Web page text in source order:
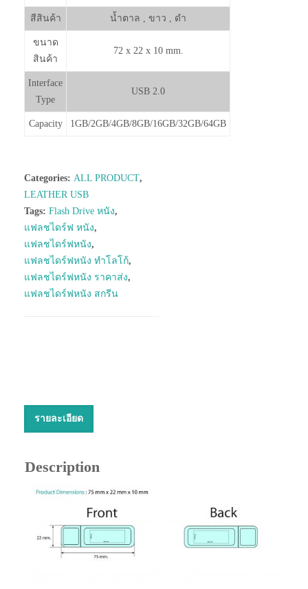
สีสินค้า น้ำตาล , ขาว , ดำ
ขนาด
สินค้า
72 x 22 x 10 mm.
Interface
Type
USB 2.0
Capacity 1GB/2GB/4GB/8GB/16GB/32GB/64GB
Categories: ALL PRODUCT,
LEATHER USB
Tags: Flash Drive หนัง,
แฟลชไดร์ฟ หนัง,
แฟลชไดร์ฟหนัง,
แฟลชไดร์ฟหนัง ทำโลโก้,
แฟลชไดร์ฟหนัง ราคาส่ง,
แฟลชไดร์ฟหนัง สกรีน
รายละเอียด
Description